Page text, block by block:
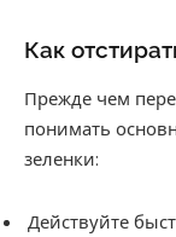
Как
Прежде чем
понимать
зеленки:
Действуйте